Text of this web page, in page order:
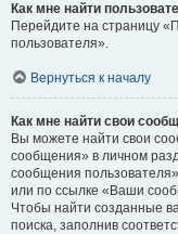
Как мне найти
Перейдите на страницу
пользователя».
Вернуться к началу
Как мне найти свои
Вы можете найти свои
сообщения» в личном
сообщения
или по ссылке «Ваши
Чтобы найти созданные
поиска, заполнив